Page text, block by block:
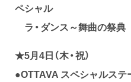
ペシャル
ラ・ダンス～舞曲の祭
★5月4日（木・祝）
●OTTAVA スペシャルステ